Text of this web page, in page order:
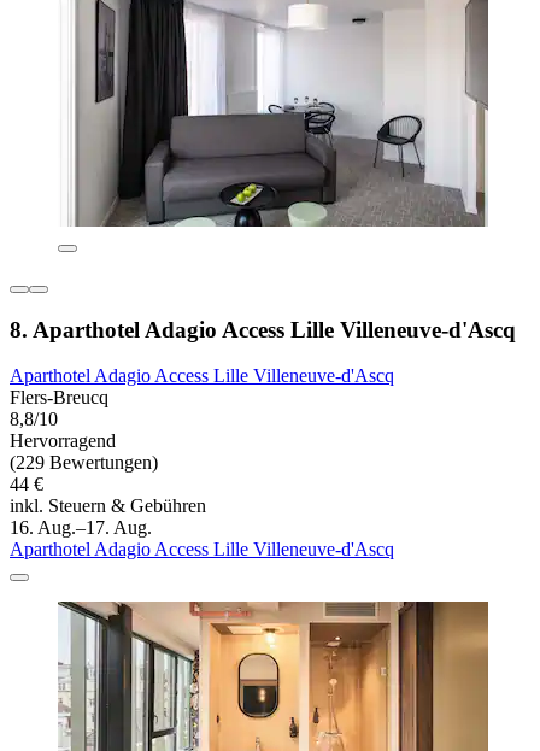
8. Aparthotel Adagio Access Lille Villeneuve-d'Ascq
Aparthotel Adagio Access Lille Villeneuve-d'Ascq
Flers-Breucq
8,8/10
Hervorragend
(229 Bewertungen)
44 €
inkl. Steuern & Gebühren
16. Aug.–17. Aug.
Aparthotel Adagio Access Lille Villeneuve-d'Ascq